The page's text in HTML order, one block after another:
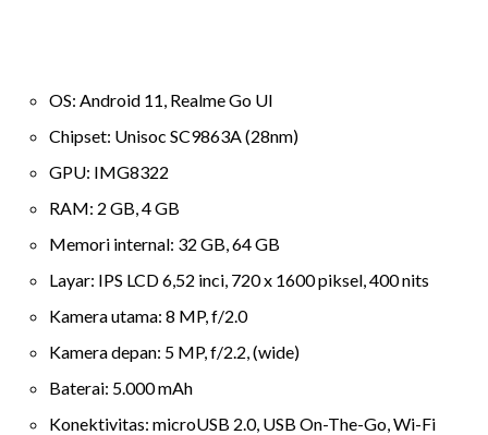
OS: Android 11, Realme Go UI
Chipset: Unisoc SC9863A (28nm)
GPU: IMG8322
RAM: 2 GB, 4 GB
Memori internal: 32 GB, 64 GB
Layar: IPS LCD 6,52 inci, 720 x 1600 piksel, 400 nits
Kamera utama: 8 MP, f/2.0
Kamera depan: 5 MP, f/2.2, (wide)
Baterai: 5.000 mAh
Konektivitas: microUSB 2.0, USB On-The-Go, Wi-Fi